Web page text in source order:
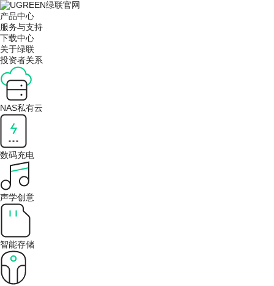
产品中心
服务与支持
下载中心
关于绿联
投资者关系
NAS私有云
数码充电
声学创意
智能存储